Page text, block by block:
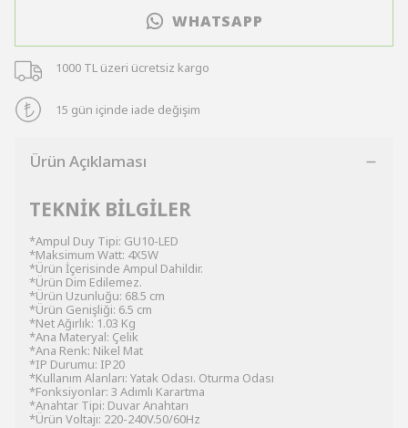
WHATSAPP
1000 TL üzeri ücretsiz kargo
15 gün içinde iade değişim
Ürün Açıklaması
TEKNİK BİLGİLER
*Ampul Duy Tipi: GU10-LED
*Maksimum Watt: 4X5W
*Ürün İçerisinde Ampul Dahildir.
*Ürün Dim Edilemez.
*Ürün Uzunluğu: 68.5 cm
*Ürün Genişliği: 6.5 cm
*Net Ağırlık: 1.03 Kg
*Ana Materyal: Çelik
*Ana Renk: Nikel Mat
*IP Durumu: IP20
*Kullanım Alanları: Yatak Odası. Oturma Odası
*Fonksiyonlar: 3 Adımlı Karartma
*Anahtar Tipi: Duvar Anahtarı
*Ürün Voltajı: 220-240V.50/60Hz